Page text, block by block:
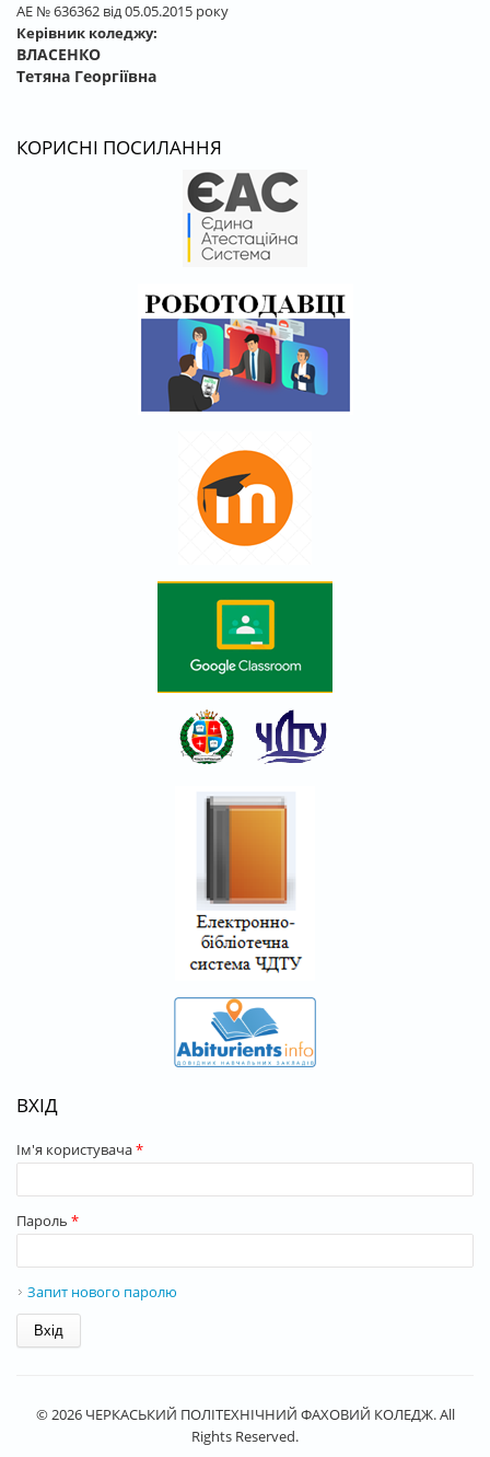
АЕ № 636362 від 05.05.2015 року
Керівник коледжу:
ВЛАСЕНКО
Тетяна Георгіївна
КОРИСНІ ПОСИЛАННЯ
ВХІД
Ім'я користувача*
Пароль *
Запит нового паролю
© 2026 ЧЕРКАСЬКИЙ ПОЛІТЕХНІЧНИЙ ФАХОВИЙ КОЛЕДЖ. All
Rights Reserved.